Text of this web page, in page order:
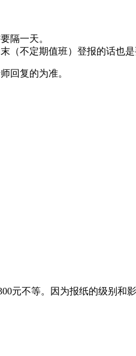
隔一天。
（不定期值班）登报的话也是
回复的为准。
元不等。因为报纸的级别和